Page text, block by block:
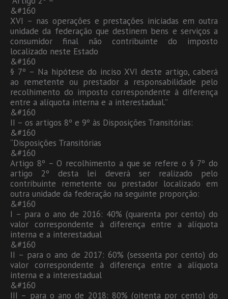
&#160
XVI – nas operações e prestações iniciadas em outra
unidade da federação que destinem bens e serviços a
consumidor final não contribuinte do imposto
localizado neste Estado
&#160
§ 7º – Na hipótese do inciso XVI deste artigo, caberá
ao remetente ou prestador a responsabilidade pelo
recolhimento do imposto correspondente à diferença
entre a alíquota interna e a interestadual.”
&#160
II – os artigos 8º e 9º às Disposições Transitórias:
&#160
“Disposições Transitórias
&#160
Artigo 8º – O recolhimento a que se refere o § 7º do
artigo 2º desta lei deverá ser realizado pelo
contribuinte remetente ou prestador localizado em
outra unidade da federação na seguinte proporção:
&#160
I – para o ano de 2016: 40% (quarenta por cento) do
valor correspondente à diferença entre a alíquota
interna e a interestadual
&#160
II – para o ano de 2017: 60% (sessenta por cento) do
valor correspondente à diferença entre a alíquota
interna e a interestadual
&#160
III – para o ano de 2018: 80% (oitenta por cento) do